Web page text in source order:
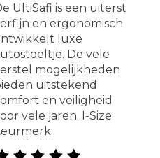
UltiSafi is een uiterst
en ergonomisch
luxe
De vele
mogelijkheden
uitstekend
en veiligheid
vele jaren. I-Size
beoordeling van dit